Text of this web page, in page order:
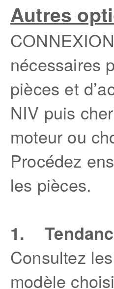
Autres
nécessaires
pièces et
NIV puis
moteur ou
Procédez
les pièces.
1.
Consultez
modèle